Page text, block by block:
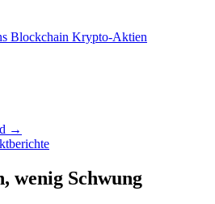
Blockchain Krypto-Aktien
→
wenig Schwung